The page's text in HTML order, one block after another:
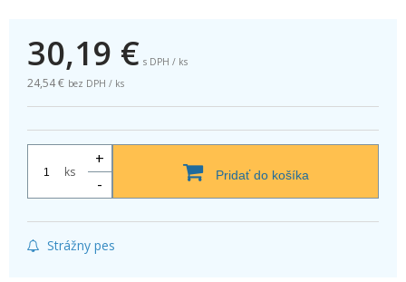
30,19 € s DPH / ks
24,54 € bez DPH / ks
ks
+
-
Pridať do košíka
Strážny pes